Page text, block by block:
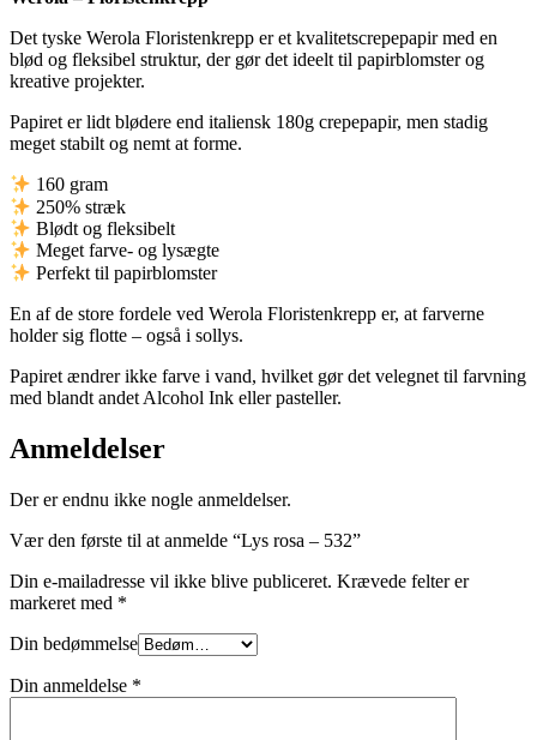
Det tyske Werola Floristenkrepp er et kvalitetscrepepapir med en
blød og fleksibel struktur, der gør det ideelt til papirblomster og
kreative projekter.
Papiret er lidt blødere end italiensk 180g crepepapir, men stadig
meget stabilt og nemt at forme.
160 gram
250% stræk
Blødt og fleksibelt
Meget farve- og lysægte
Perfekt til papirblomster
En af de store fordele ved Werola Floristenkrepp er, at farverne
holder sig flotte – også i sollys.
Papiret ændrer ikke farve i vand, hvilket gør det velegnet til farvning
med blandt andet Alcohol Ink eller pasteller.
Anmeldelser
Der er endnu ikke nogle anmeldelser.
Vær den første til at anmelde “Lys rosa – 532”
Din e-mailadresse vil ikke blive publiceret. Krævede felter er
markeret med *
Din bedømmelse
Din anmeldelse *